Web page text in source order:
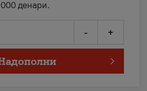
денари.
- +